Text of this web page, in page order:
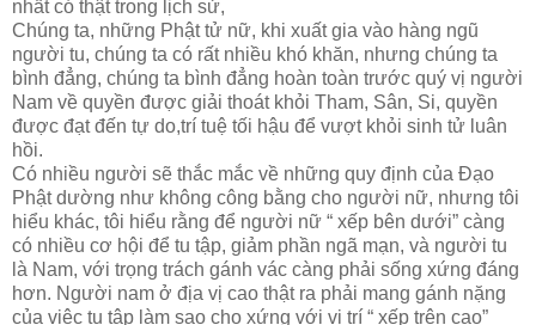
nhất có thật trong lịch sử,
Chúng ta, những Phật tử nữ, khi xuất gia vào hàng ngũ
người tu, chúng ta có rất nhiều khó khăn, nhưng chúng ta
bình đẳng, chúng ta bình đẳng hoàn toàn trước quý vị người
Nam về quyền được giải thoát khỏi Tham, Sân, Si, quyền
được đạt đến tự do,trí tuệ tối hậu để vượt khỏi sinh tử luân
hồi.
Có nhiều người sẽ thắc mắc về những quy định của Đạo
Phật dường như không công bằng cho người nữ, nhưng tôi
hiểu khác, tôi hiểu rằng để người nữ “ xếp bên dưới” càng
có nhiều cơ hội để tu tập, giảm phần ngã mạn, và người tu
là Nam, với trọng trách gánh vác càng phải sống xứng đáng
hơn. Người nam ở địa vị cao thật ra phải mang gánh nặng
của việc tu tập làm sao cho xứng với vị trí “ xếp trên cao”